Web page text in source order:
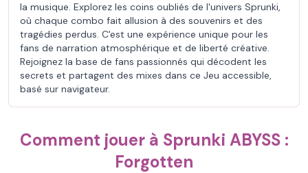
la musique. Explorez les coins oubliés de l'univers Sprunki,
où chaque combo fait allusion à des souvenirs et des
tragédies perdus. C'est une expérience unique pour les
fans de narration atmosphérique et de liberté créative.
Rejoignez la base de fans passionnés qui décodent les
secrets et partagent des mixes dans ce Jeu accessible,
basé sur navigateur.
Comment jouer à Sprunki ABYSS :
Forgotten